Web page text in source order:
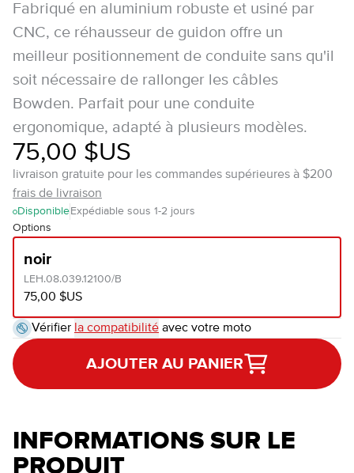
Fabriqué en aluminium robuste et usiné par
CNC, ce réhausseur de guidon offre un
meilleur positionnement de conduite sans qu'il
soit nécessaire de rallonger les câbles
Bowden. Parfait pour une conduite
ergonomique, adapté à plusieurs modèles.
75,00 $US
livraison gratuite pour les commandes supérieures à $200
frais de livraison
Disponible Expédiable sous 1-2 jours
Options
noir
LEH.08.039.12100/B
75,00 $US
Vérifier la compatibilité avec votre moto
AJOUTER AU PANIER
INFORMATIONS SUR LE
PRODUIT